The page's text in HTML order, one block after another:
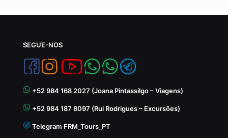
SEGUE-NOS
+52 984 168 2027 (Joana Pintassilgo – Viagens)
+52 984 187 8097 (Rui Rodrigues – Excursões)
Telegram FRM_Tours_PT